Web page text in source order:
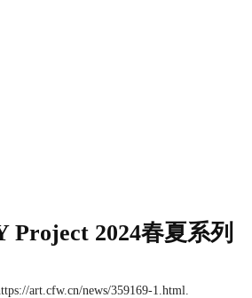
Project 2024春夏系列
art.cfw.cn/news/359169-1.html.